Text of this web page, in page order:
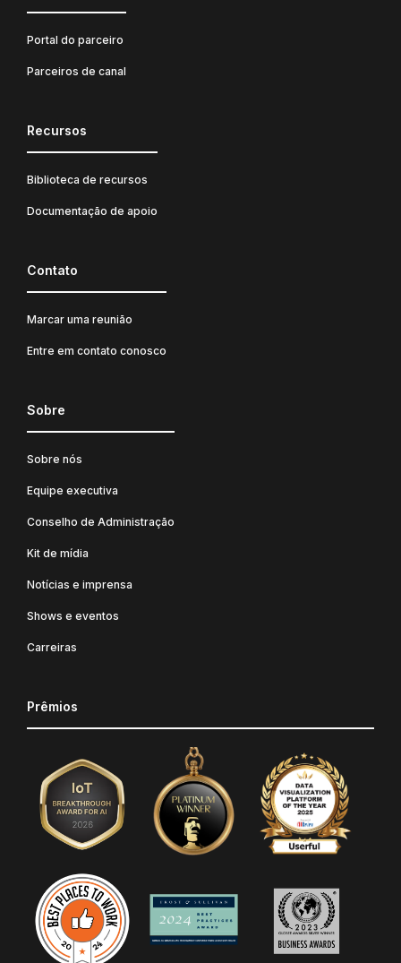
Portal do parceiro
Parceiros de canal
Recursos
Biblioteca de recursos
Documentação de apoio
Contato
Marcar uma reunião
Entre em contato conosco
Sobre
Sobre nós
Equipe executiva
Conselho de Administração
Kit de mídia
Notícias e imprensa
Shows e eventos
Carreiras
Prêmios